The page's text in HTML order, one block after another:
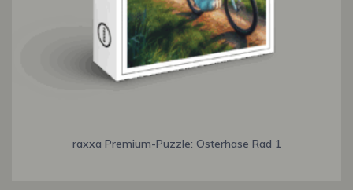
raxxa Premium-Puzzle: Osterhase Rad 1